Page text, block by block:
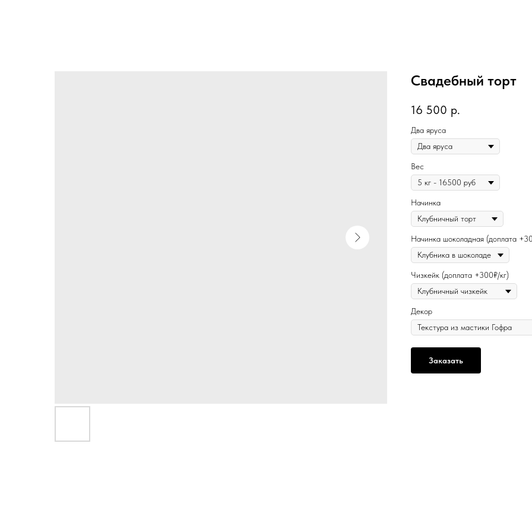
Свадебный торт
16 500 р.
Два яруса
Вес
Начинка
Начинка шоколадная (доплата
Чизкейк (доплата +300₽/кг)
Декор
Заказать